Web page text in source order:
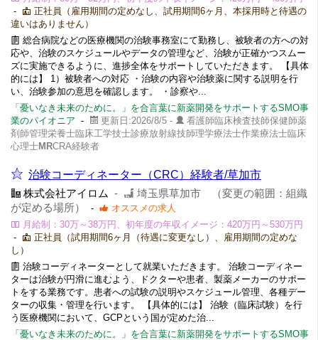
-
正社員（雇用期間の定めなし、試用期間6ヶ月、本採用時と待遇の
違いはありません）
総合病院などの医療機関の治験事務室にて勤務し、被験者の方への対
応や、治験のスケジュールやデータの管理など、治験が正確かつスムー
ズに実施できるように、進捗全体をサポートしていただきます。 【具体
的には】 1）被験者への対応 ・治験の内容や治験薬に関する説明を行
い、治験参加の意思を確認します。 ・診察や...
「憂いなき未来のために。」を合言葉に新薬開発をサポートするSMO事
業のパイオニア - 更新日:2026/8/5 -
看護師臨床検査技師保健師薬
剤師管理栄養士臨床工学技士診療放射線技師理学療法士作業療法士臨床
心理士MRCRA経験者
治験コーディネーター（CRC）経験者/草加市
株式会社アイロム -
埼玉県草加市 （変更の範囲：組織
が定める場所）
-
オススメの求人
月給制：30万～38万円、初年度の年収イメージ：420万円～530万円
-
正社員（試用期間6ヶ月（待遇に変更なし）、雇用期間の定めな
し）
治験コーディネーターとして就業いただきます。 治験コーディネー
ターは治験が円滑に進むよう、ドクターや患者、製薬メーカーのサポー
トをする業務です。患者への試験の説明やスケジュール管理、各種デー
ターの収集・管理を行います。 【具体的には】 治験（臨床試験）を行
う医療機関において、GCPという国が定めた治...
「憂いなき未来のために。」を合言葉に新薬開発をサポートするSMO事